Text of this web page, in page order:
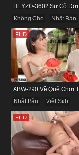
Không Che
Nhật Bản
Nhật Bản
Việt Sub
FHD
FHD